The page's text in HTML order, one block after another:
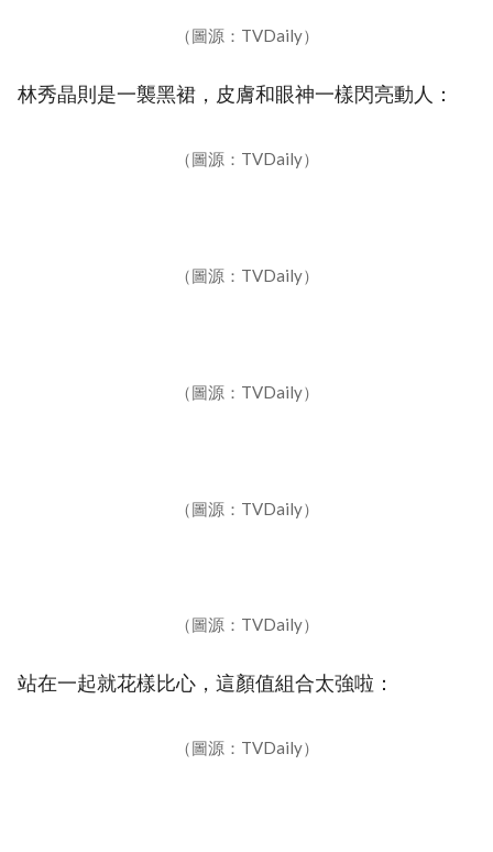
（圖源：TVDaily）
林秀晶則是一襲黑裙，皮膚和眼神一樣閃亮動人：
（圖源：TVDaily）
（圖源：TVDaily）
（圖源：TVDaily）
（圖源：TVDaily）
（圖源：TVDaily）
站在一起就花樣比心，這顏值組合太強啦：
（圖源：TVDaily）